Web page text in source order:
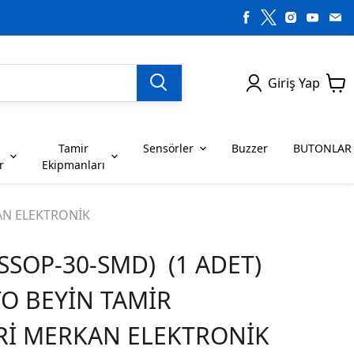
Giriş Yap
SENSÖRLER
SERİSİ ENTEGRELER
ENTEGRELER G SERİSİ ENTEGRELER
ENTEGRELER K SERİSİ ENTEGRELER
Dirençler
Tamir
Ekipmanları
Sensörler Buzzer BUTONLAR
ELEKTRONİK
30-SMD) (1 ADET)
BEYİN TAMİR
MERKAN ELEKTRONİK